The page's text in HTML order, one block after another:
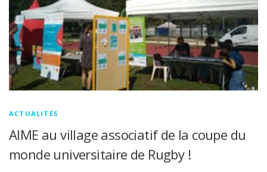
ACTUALITÉS
AIME au village associatif de la coupe du
monde universitaire de Rugby !